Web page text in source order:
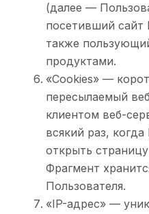
(далее —
посетивший сайт
также
продуктами.
«Cookies» —
пересылаемый
клиентом веб-
всякий раз,
открыть
Фрагмент
Пользователя.
«IP-адрес» —